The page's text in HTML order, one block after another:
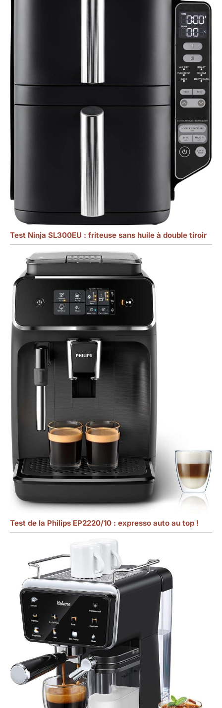
Test Ninja SL300EU : friteuse sans huile à double tiroir
Test de la Philips EP2220/10 : expresso auto au top !